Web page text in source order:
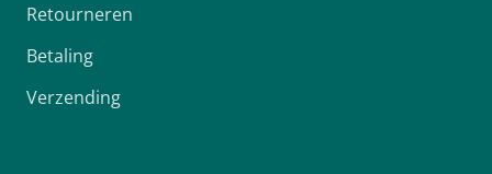
Retourneren
Betaling
Verzending